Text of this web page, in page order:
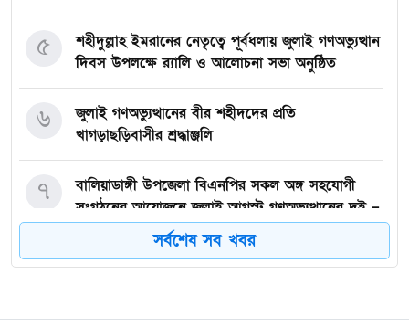
শহীদুল্লাহ ইমরানের নেতৃত্বে পূর্বধলায় জুলাই গণঅভ্যুত্থান
দিবস উপলক্ষে র‍্যালি ও আলোচনা সভা অনুষ্ঠিত
৫
জুলাই গণঅভ্যুত্থানের বীর শহীদদের প্রতি
খাগড়াছড়িবাসীর শ্রদ্ধাঞ্জলি
৬
বালিয়াডাঙ্গী উপজেলা বিএনপির সকল অঙ্গ সহযোগী
সংগঠনের আয়োজনে জুলাই আগস্ট গণঅভ্যুত্থানের দুই –
বছর পূর্তি উপলক্ষে আনন্দ মিছিল ও শোভাযাত্রা অনুষ্ঠিত,
৭
সর্বশেষ সব খবর